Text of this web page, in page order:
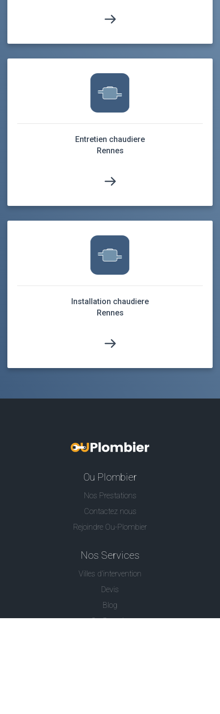
Entretien chaudiere
Rennes
Installation chaudiere
Rennes
Ou Plombier
Nos Prestations
Contactez nous
Rejoindre Ou-Plombier
Nos Services
Villes d'intervention
Devis
Blog
Ou Serrurier